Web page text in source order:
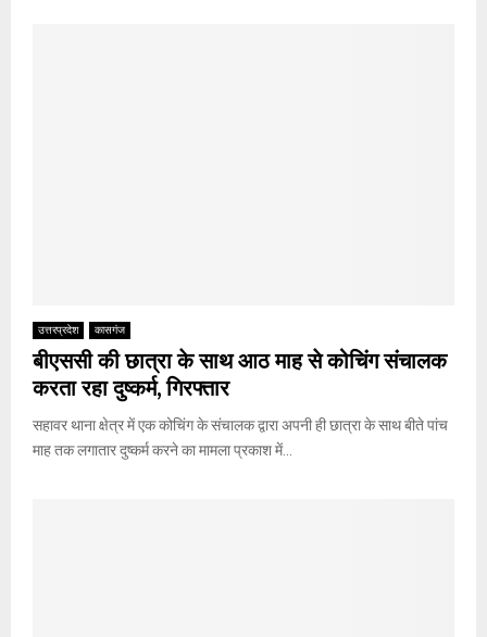
उत्तरप्रदेश कासगंज
बीएससी की छात्रा के साथ आठ माह से कोचिंग संचालक
करता रहा दुष्कर्म, गिरफ्तार
सहावर थाना क्षेत्र में एक कोचिंग के संचालक द्वारा अपनी ही छात्रा के साथ बीते पांच
माह तक लगातार दुष्कर्म करने का मामला प्रकाश में...